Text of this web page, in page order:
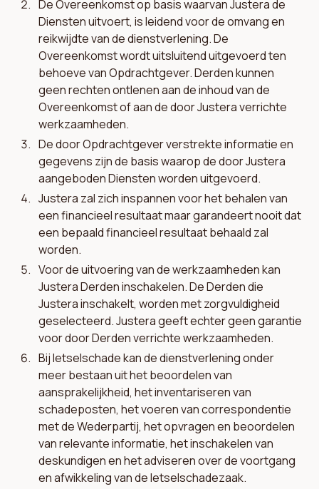
De Overeenkomst op basis waarvan Justera de
Diensten uitvoert, is leidend voor de omvang en
reikwijdte van de dienstverlening. De
Overeenkomst wordt uitsluitend uitgevoerd ten
behoeve van Opdrachtgever. Derden kunnen
geen rechten ontlenen aan de inhoud van de
Overeenkomst of aan de door Justera verrichte
werkzaamheden.
De door Opdrachtgever verstrekte informatie en
gegevens zijn de basis waarop de door Justera
aangeboden Diensten worden uitgevoerd.
Justera zal zich inspannen voor het behalen van
een financieel resultaat maar garandeert nooit dat
een bepaald financieel resultaat behaald zal
worden.
Voor de uitvoering van de werkzaamheden kan
Justera Derden inschakelen. De Derden die
Justera inschakelt, worden met zorgvuldigheid
geselecteerd. Justera geeft echter geen garantie
voor door Derden verrichte werkzaamheden.
Bij letselschade kan de dienstverlening onder
meer bestaan uit het beoordelen van
aansprakelijkheid, het inventariseren van
schadeposten, het voeren van correspondentie
met de Wederpartij, het opvragen en beoordelen
van relevante informatie, het inschakelen van
deskundigen en het adviseren over de voortgang
en afwikkeling van de letselschadezaak.